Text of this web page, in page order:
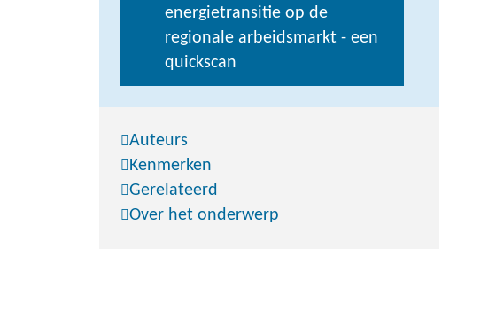
energietransitie op de
regionale arbeidsmarkt - een
quickscan
Auteurs
Kenmerken
Gerelateerd
Over het onderwerp